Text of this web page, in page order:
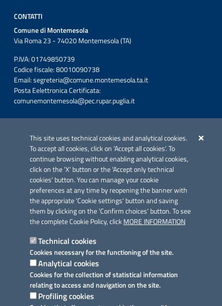
This site uses technical cookies and analytical cookies.
To accept all cookies, click on 'Accept all cookies'. To
continue browsing without enabling analytical cookies,
click on the 'X' button or the 'Accept only technical
cookies' button. You can manage your cookie
preferences at any time by reopening the banner with
the appropriate 'Cookie settings' button and saving
them by clicking on the 'Confirm choices' button. To see
the complete Cookie Policy, clickMORE INFORMATION
Technical cookies
Cookies necessary for the functioning of the site.
Analytical cookies
Cookies for the collection of statistical information
relating to access and navigation on the site.
Profiling cookies
CONTATTI
Comune di Montemesola
Via Roma 23 - 74020 Montemesola (TA)
P.IVA: 01749850739
Codice fiscale: 80010090738
Email:segreteria@comune.montemesola.ta.it
Posta Eelettronica Certificata:
comunemontemesola@pec.rupar.puglia.it
Azione 2.3.
Link utili
Informativa privacy
Dichiarazione di accessibilità
Note legali
Domande frequenti